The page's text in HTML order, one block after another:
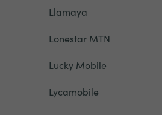
Llamaya
Lonestar MTN
Lucky Mobile
Lycamobile